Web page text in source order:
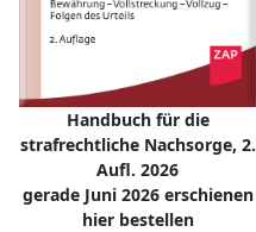
Handbuch für die
strafrechtliche Nachsorge, 2.
Aufl. 2026
gerade Juni 2026 erschienen
hier bestellen